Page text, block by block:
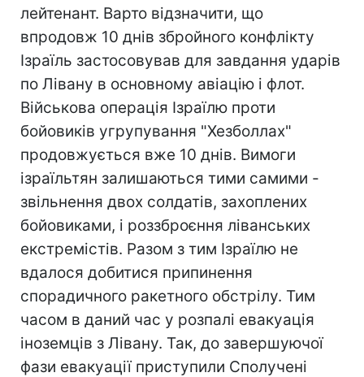
лейтенант. Варто відзначити, що
впродовж 10 днів збройного конфлікту
Ізраїль застосовував для завдання ударів
по Лівану в основному авіацію і флот.
Військова операція Ізраїлю проти
бойовиків угрупування "Хезболлах"
продовжується вже 10 днів. Вимоги
ізраїльтян залишаються тими самими -
звільнення двох солдатів, захоплених
бойовиками, і роззброєння ліванських
екстремістів. Разом з тим Ізраїлю не
вдалося добитися припинення
спорадичного ракетного обстрілу. Тим
часом в даний час у розпалі евакуація
іноземців з Лівану. Так, до завершуючої
фази евакуації приступили Сполучені